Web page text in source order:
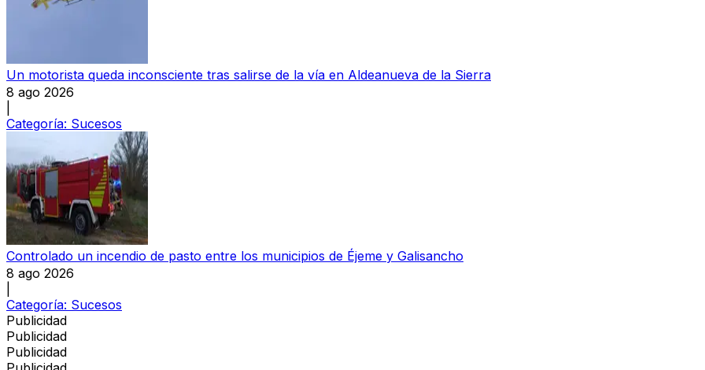
Un motorista queda inconsciente tras salirse de la vía en Aldeanueva de la Sierra
8 ago 2026
Categoría: Sucesos
Controlado un incendio de pasto entre los municipios de Éjeme y Galisancho
8 ago 2026
Categoría: Sucesos
Publicidad
Publicidad
Publicidad